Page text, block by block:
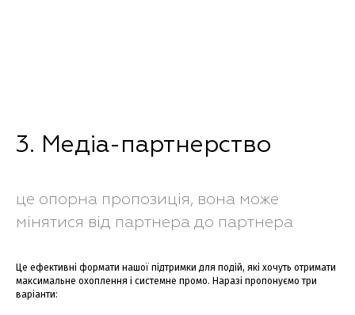
3. Медіа-партнерство
це опорна пропозиція, вона може
мінятися від партнера до партнера
Це ефективні формати нашої підтримки для подій, які хочуть отримати
максимальне охоплення і системне промо. Наразі пропонуємо три
варіанти: